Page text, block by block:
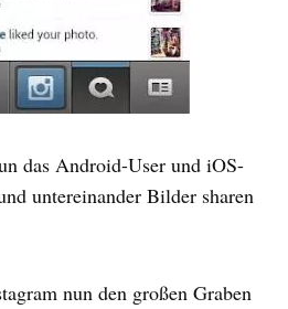
das Android-User und iOS-
untereinander Bilder sharen
nun den großen Graben